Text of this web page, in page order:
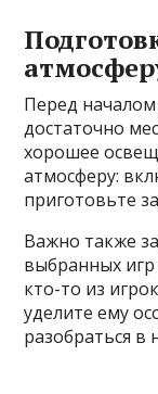
Перед началом
достаточно
хорошее
атмосферу:
приготовьте
Важно также
выбранных игр
кто-то из
уделите ему
разобраться в